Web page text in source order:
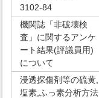
3102-84
機関誌「非破壊検
査」に関するアンケ
ート結果(評議員用)
について
浸透探傷剤等の硫黄,
塩素,ふっ素分析方法